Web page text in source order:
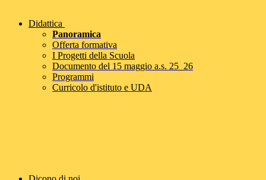
Didattica
Panoramica
Offerta formativa
I Progetti della Scuola
Documento del 15 maggio a.s. 25_26
Programmi
Curricolo d'istituto e UDA